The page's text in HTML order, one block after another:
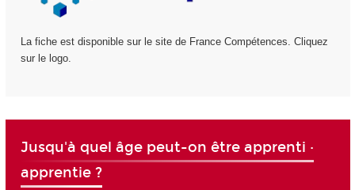
La fiche est disponible sur le site de France Compétences. Cliquez
sur le logo.
Jusqu'à quel âge peut-on être apprenti ·
apprentie ?